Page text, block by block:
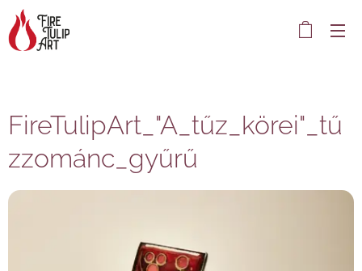
FireTulipArt_"A_tűz_körei"_tű
zzománc_gyűrű